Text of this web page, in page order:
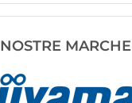
NOSTRE MARCHE